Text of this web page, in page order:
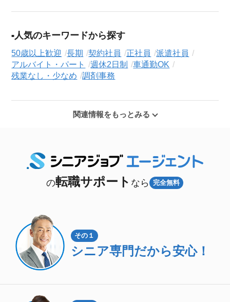
人気のキーワードから探す
50歳以上歓迎 長期 契約社員 正社員
派遣社員
アルバイト・パート
週休2日制
車通勤OK
残業なし・少なめ
調剤事務
関連情報をもっとみる
の転職サポート なら 完全無料
その１
シニア専門だから安心！